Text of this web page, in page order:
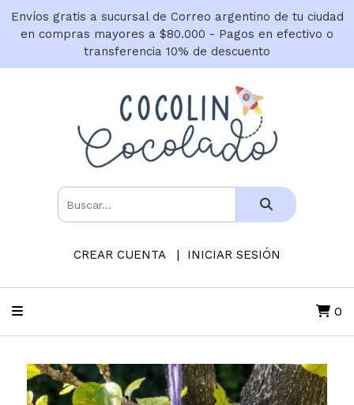
Envíos gratis a sucursal de Correo argentino de tu ciudad
en compras mayores a $80.000 - Pagos en efectivo o
transferencia 10% de descuento
CREAR CUENTA INICIAR SESIÓN
0